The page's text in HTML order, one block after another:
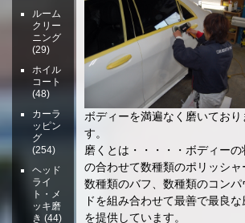
ボディーを満遍なく磨いており
す。
磨くとは・・・・・ボディーの
の合わせて数種類のポリッシャ
数種類のバフ、数種類のコンパ
ドを組み合わせて最善で最良な
を提供しています。
ルーム
クリー
ニング
(29)
ホイル
コート
(48)
カーラ
ッピン
グ
(254)
ヘッド
ライ
ト・メ
ッキ磨
き (44)